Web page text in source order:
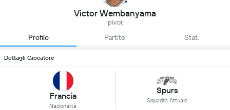
Victor Wembanyama
pivot
Profilo Partite Stat.
Dettagli Giocatore
Francia
Nazionalità
Spurs
Squadra Attuale